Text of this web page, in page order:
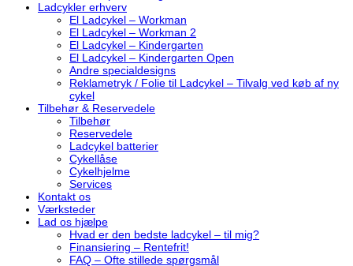
Ladcykler erhverv
El Ladcykel – Workman
El Ladcykel – Workman 2
El Ladcykel – Kindergarten
El Ladcykel – Kindergarten Open
Andre specialdesigns
Reklametryk / Folie til Ladcykel – Tilvalg ved køb af ny
cykel
Tilbehør & Reservedele
Tilbehør
Reservedele
Ladcykel batterier
Cykellåse
Cykelhjelme
Services
Kontakt os
Værksteder
Lad os hjælpe
Hvad er den bedste ladcykel – til mig?
Finansiering – Rentefrit!
FAQ – Ofte stillede spørgsmål